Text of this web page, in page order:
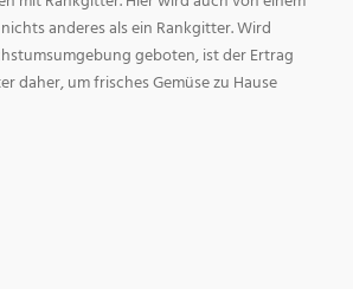
anderes als ein Rankgitter. Wird
geboten, ist der Ertrag
daher, um frisches Gemüse zu Hause